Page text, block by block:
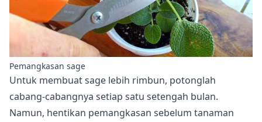
Pemangkasan sage
Untuk membuat sage lebih rimbun, potonglah
cabang-cabangnya setiap satu setengah bulan.
Namun, hentikan pemangkasan sebelum tanaman